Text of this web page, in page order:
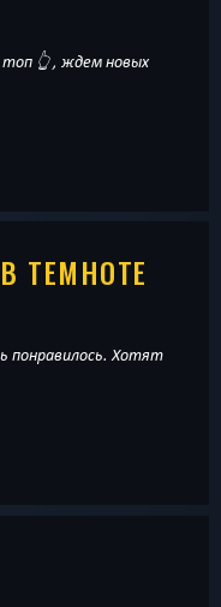
👆 , ждем новых
В ТЕМНОТЕ
понравилось. Хотят